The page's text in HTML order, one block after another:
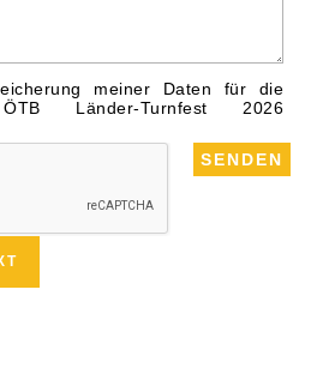
meiner Daten für die
Länder-Turnfest 2026